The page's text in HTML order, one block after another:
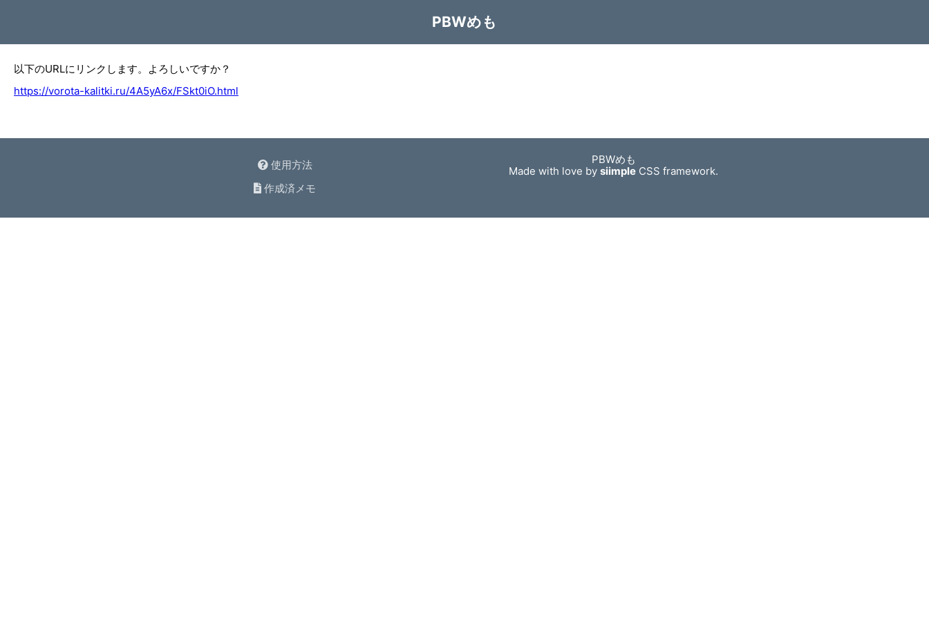
PBWめも
以下のURLにリンクします。よろしいですか？
https://vorota-kalitki.ru/4A5yA6x/FSkt0iO.html
使用方法
作成済メモ
PBWめも
Made with love bysiimple CSS framework.